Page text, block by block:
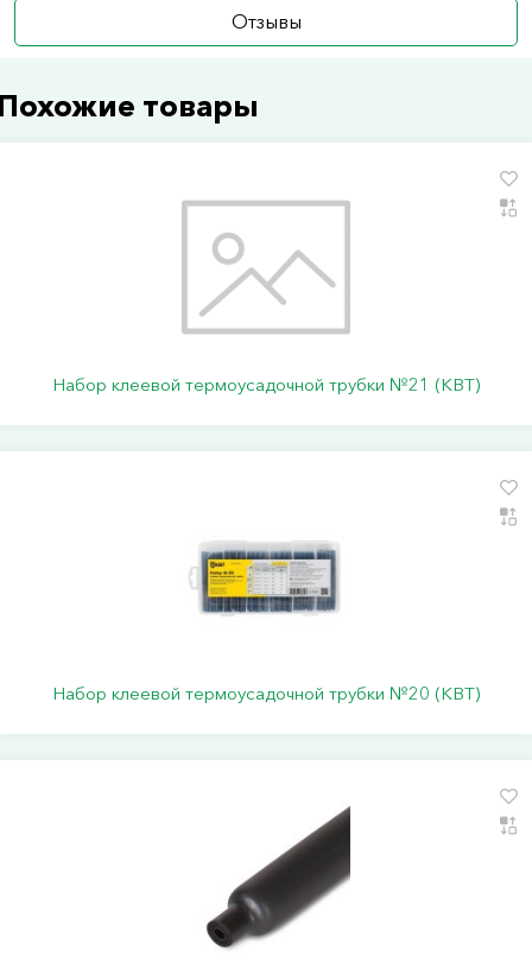
Отзывы
товары
Набор клеевой термоусадочной трубки №21 (КВТ)
Набор клеевой термоусадочной трубки №20 (КВТ)